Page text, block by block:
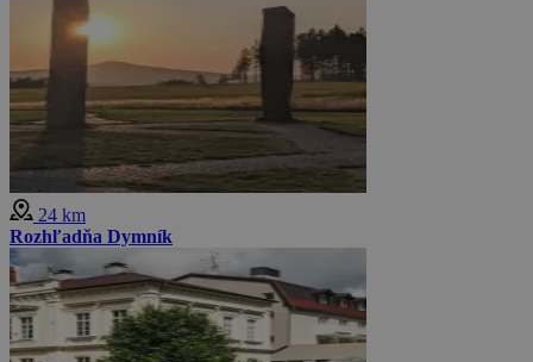
24 km
Rozhľadňa Dymník